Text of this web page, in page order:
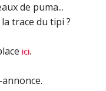
de puma...
trace du tipi ?
ici.